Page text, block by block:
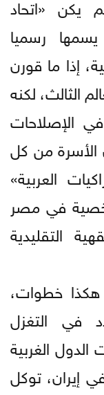
يكن «اتحاد
يسمها رسميا
إذا ما قورن
الثالث، لكنه
الإصلاحات
الأسرة من كل
العربية»
في مصر
التقليدية
هكذا خطوات،
في التغزل
الغربية
إيران، توكل